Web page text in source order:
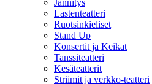
Jännitys
Lastenteatteri
Ruotsinkieliset
Stand Up
Konsertit ja Keikat
Tanssiteatteri
Kesäteatterit
Striimit ja verkko-teatteri